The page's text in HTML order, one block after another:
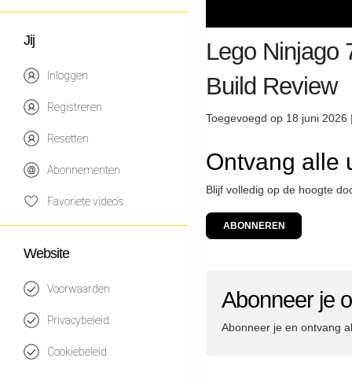
Jij
Inloggen
Registreren
Resetten
Abonnementen
Favoriete video's
Website
Voorwaarden
Privacybeleid
Cookiebeleid
Lego Ninjago
Build Review
Toegevoegd op 18 juni
Ontvang alle
Blijf volledig op de hoogte
ABONNEREN
Abonneer je
Abonneer je en ontvang